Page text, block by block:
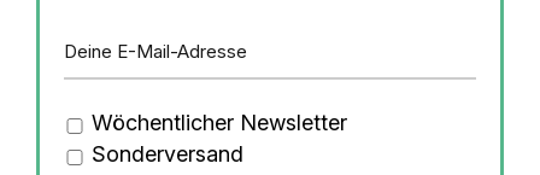
Wöchentlicher Newsletter
Sonderversand